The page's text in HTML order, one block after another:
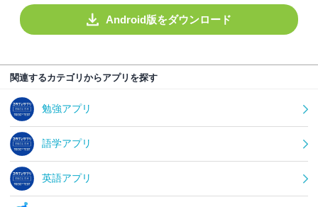
Android版をダウンロード
関連するカテゴリからアプリを探す
勉強アプリ
語学アプリ
英語アプリ